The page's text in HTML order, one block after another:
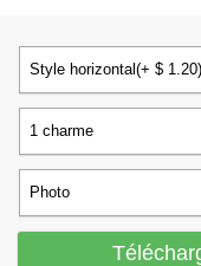
Style horizontal(+ $ 1.20)
1 charme
Photo